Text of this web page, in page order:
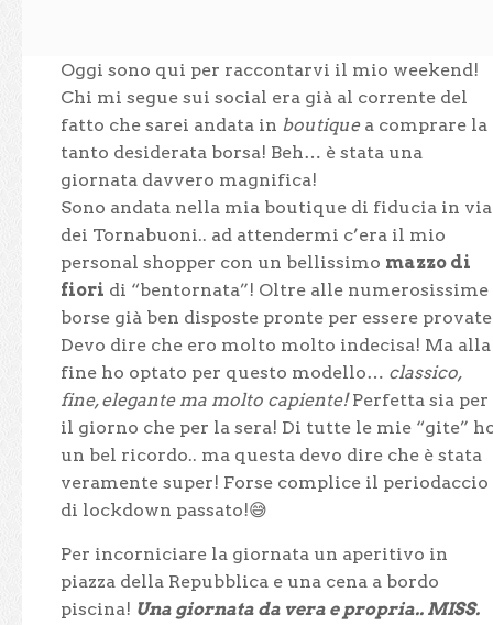
Oggi sono qui per raccontarvi il mio weekend!
Chi mi segue sui social era già al corrente del
fatto che sarei andata in boutiquea comprare la
tanto desiderata borsa! Beh… è stata una
giornata davvero magnifica!
Sono andata nella mia boutique di fiducia in via
dei Tornabuoni.. ad attendermi c’era il mio
personal shopper con un bellissimo mazzo di
fiori di “bentornata”! Oltre alle numerosissime
borse già ben disposte pronte per essere
Devo dire che ero molto molto indecisa! Ma alla
fine ho optato per questo modello… classico,
fine, elegante ma molto capiente!Perfetta sia per
il giorno che per la sera! Di tutte le mie “gite”
un bel ricordo.. ma questa devo dire che è stata
veramente super! Forse complice il periodaccio
di lockdown passato!😅
Per incorniciare la giornata un aperitivo in
piazza della Repubblica e una cena a bordo
piscina! Una giornata da vera e propria.. MISS.